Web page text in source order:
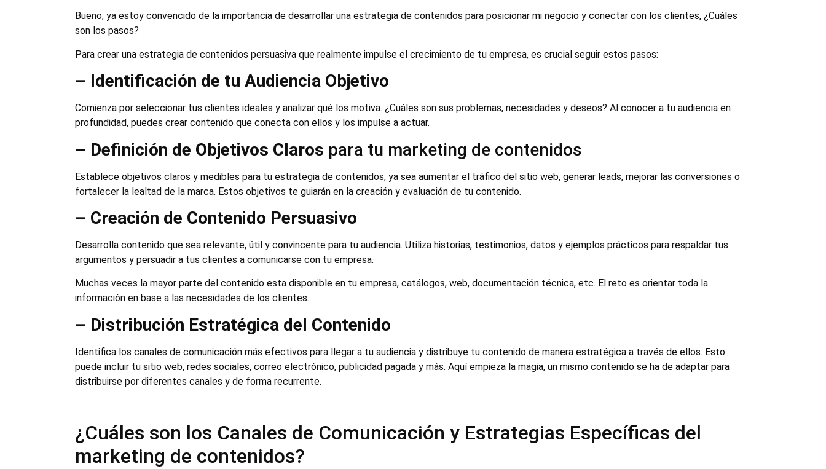
Bueno, ya estoy convencido de la importancia de desarrollar una estrategia de contenidos para posicionar mi negocio y conectar con los clientes, ¿Cuáles
son los pasos?
Para crear una estrategia de contenidos persuasiva que realmente impulse el crecimiento de tu empresa, es crucial seguir estos pasos:
– Identificación de tu Audiencia Objetivo
Comienza por seleccionar tus clientes ideales y analizar qué los motiva. ¿Cuáles son sus problemas, necesidades y deseos? Al conocer a tu audiencia en
profundidad, puedes crear contenido que conecta con ellos y los impulse a actuar.
– Definición de Objetivos Claros para tu marketing de contenidos
Establece objetivos claros y medibles para tu estrategia de contenidos, ya sea aumentar el tráfico del sitio web, generar leads, mejorar las conversiones o
fortalecer la lealtad de la marca. Estos objetivos te guiarán en la creación y evaluación de tu contenido.
– Creación de Contenido Persuasivo
Desarrolla contenido que sea relevante, útil y convincente para tu audiencia. Utiliza historias, testimonios, datos y ejemplos prácticos para respaldar tus
argumentos y persuadir a tus clientes a comunicarse con tu empresa.
Muchas veces la mayor parte del contenido esta disponible en tu empresa, catálogos, web, documentación técnica, etc. El reto es orientar toda la
información en base a las necesidades de los clientes.
– Distribución Estratégica del Contenido
Identifica los canales de comunicación más efectivos para llegar a tu audiencia y distribuye tu contenido de manera estratégica a través de ellos. Esto
puede incluir tu sitio web, redes sociales, correo electrónico, publicidad pagada y más. Aquí empieza la magia, un mismo contenido se ha de adaptar para
distribuirse por diferentes canales y de forma recurrente.
.
¿Cuáles son los Canales de Comunicación y Estrategias Específicas del
marketing de contenidos?